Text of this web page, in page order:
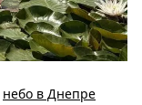
небо в Днепре